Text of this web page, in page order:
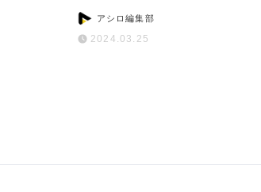
紹介アシロ編集部
2024.03.25